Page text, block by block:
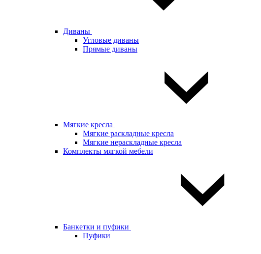
Диваны
Угловые диваны
Прямые диваны
Мягкие кресла
Мягкие раскладные кресла
Мягкие нераскладные кресла
Комплекты мягкой мебели
Банкетки и пуфики
Пуфики